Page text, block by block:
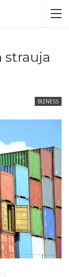
strauja
BIZNESS